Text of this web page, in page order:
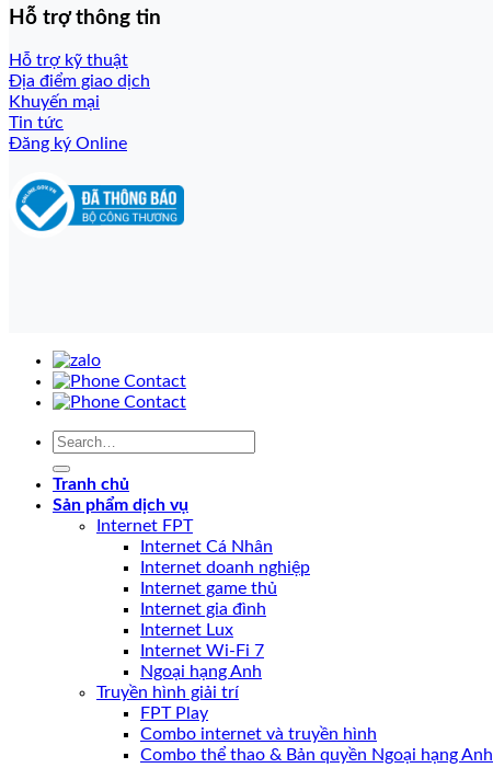
Hỗ trợ thông tin
Hỗ trợ kỹ thuật
Địa điểm giao dịch
Khuyến mại
Tin tức
Đăng ký Online
Tranh chủ
Sản phẩm dịch vụ
Internet FPT
Internet Cá Nhân
Internet doanh nghiệp
Internet game thủ
Internet gia đình
Internet Lux
Internet Wi-Fi 7
Ngoại hạng Anh
Truyền hình giải trí
FPT Play
Combo internet và truyền hình
Combo thể thao & Bản quyền Ngoại hạng Anh